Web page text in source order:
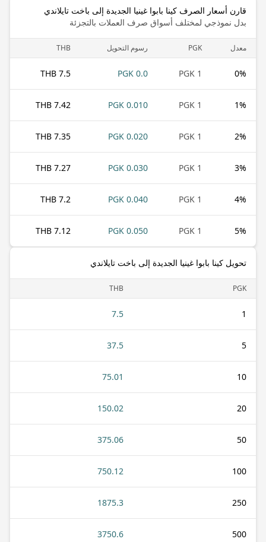
قارن أسعار الصرف كينا بابوا غينيا الجديدة إلى باخت تايلاندي
بدل نموذجي لمختلف أسواق صرف العملات بالتجزئة
معدل PGK رسوم التحويل THB
0%
1 PGK
0.0 PGK
7.5 THB
1%
1 PGK
0.010 PGK
7.42 THB
2%
1 PGK
0.020 PGK
7.35 THB
3%
1 PGK
0.030 PGK
7.27 THB
4%
1 PGK
0.040 PGK
7.2 THB
5%
1 PGK
0.050 PGK
7.12 THB
تحويل كينا بابوا غينيا الجديدة إلى باخت تايلاندي
PGK
THB
1
7.5
5
37.5
10
75.01
20
150.02
50
375.06
100
750.12
250
1875.3
500
3750.6